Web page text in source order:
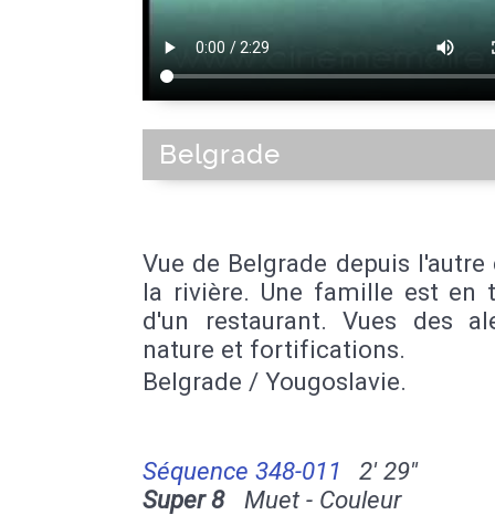
Belgrade
Vue de Belgrade depuis l'autre
la rivière. Une famille est en
d'un restaurant. Vues des
nature et fortifications.
Belgrade / Yougoslavie.
Séquence 348-011
2' 29''
Super 8Muet - Couleur